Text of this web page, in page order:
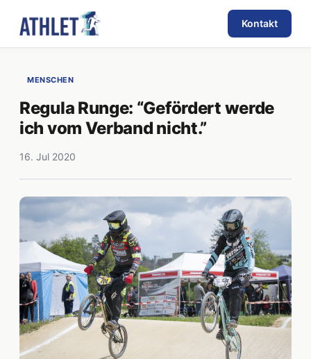
Kontakt
MENSCHEN
Regula Runge: “Gefördert werde
ich vom Verband nicht.”
16. Jul 2020